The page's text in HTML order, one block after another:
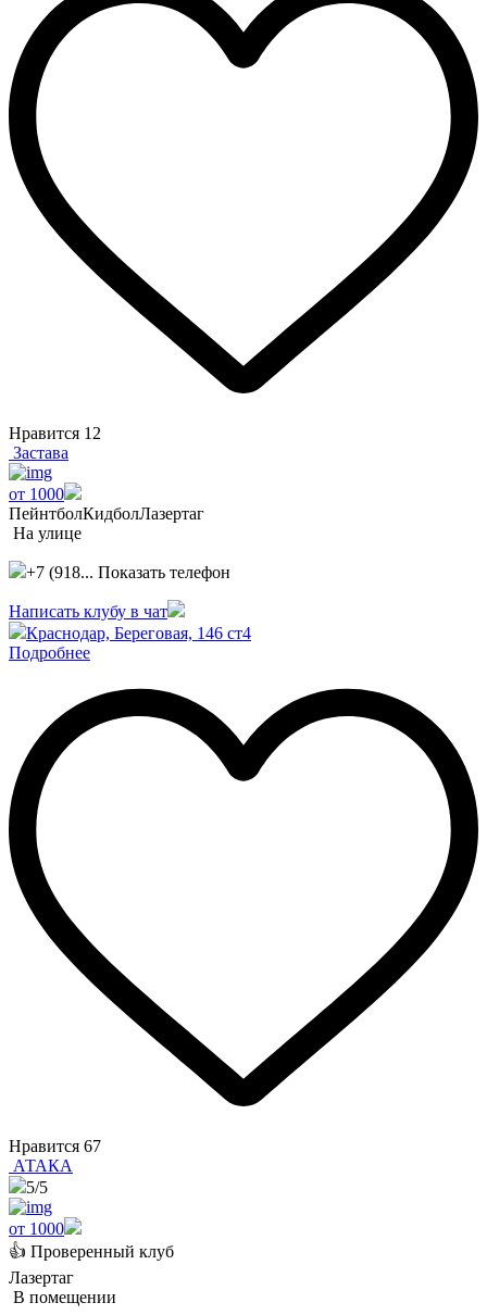
Нравится 12
Застава
от 1000
ПейнтболКидболЛазертаг
На улице
+7 (918... Показать телефон
Написать клубу в чат
Краснодар, Береговая, 146 ст4
Подробнее
Нравится 67
АТАКА
5/5
от 1000
👍 Проверенный клуб
Лазертаг
В помещении